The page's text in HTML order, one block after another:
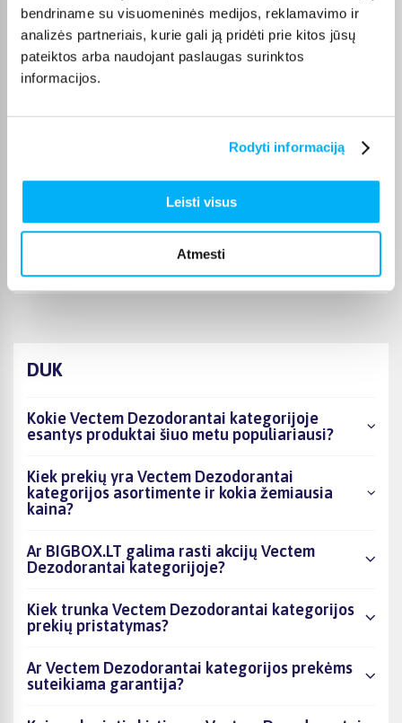
bendriname su visuomeninės medijos, reklamavimo ir
analizės partneriais, kurie gali ją pridėti prie kitos jūsų
pateiktos arba naudojant paslaugas surinktos
informacijos.
Rodyti informaciją
Leisti visus
Atmesti
Laima M.
Patvirtintas pirkėjas
👍
JOKŪBAS V.
DUK
Kokie Vectem Dezodorantai kategorijoje
esantys produktai šiuo metu populiariausi?
Kiek prekių yra Vectem Dezodorantai
kategorijos asortimente ir kokia žemiausia
kaina?
Ar BIGBOX.LT galima rasti akcijų Vectem
Dezodorantai kategorijoje?
Kiek trunka Vectem Dezodorantai kategorijos
prekių pristatymas?
Ar Vectem Dezodorantai kategorijos prekėms
suteikiama garantija?